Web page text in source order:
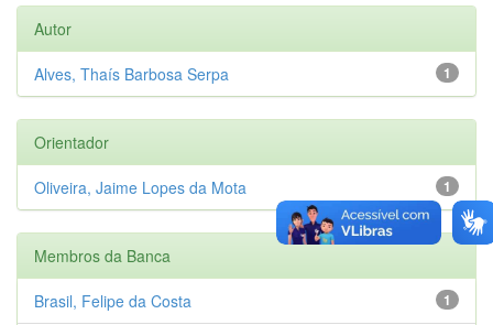
Autor
1
Alves, Thaís Barbosa Serpa
Orientador
1
Oliveira, Jaime Lopes da Mota
Membros da Banca
1
Brasil, Felipe da Costa